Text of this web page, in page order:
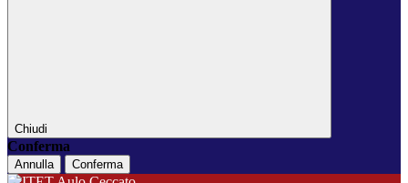
Chiudi
Conferma
Annulla Conferma